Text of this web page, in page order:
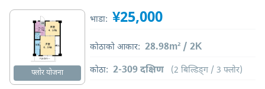
फ्लोर योजना
भाडा: ¥25,000
कोठाको आकार: 28.98m² / 2K
कोठा: 2-309 दक्षिण (2 बिल्डिङ्ग / 3 फ्लोर)